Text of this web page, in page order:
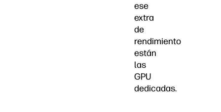
ese
extra
de
rendimiento
están
las
GPU
dedicadas.